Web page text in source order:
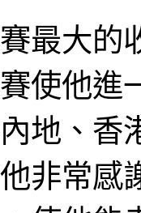
最大的
使他進
地、香
非常感